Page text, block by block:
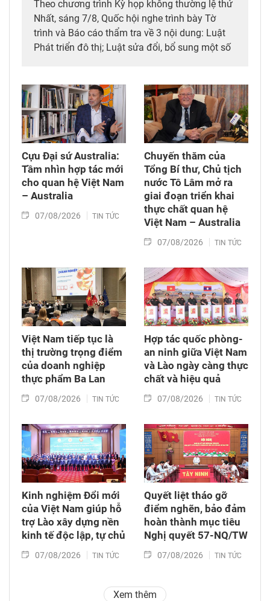
Theo chương trình Kỳ họp không thường lệ thứ
Nhất, sáng 7/8, Quốc hội nghe trình bày Tờ
trình và Báo cáo thẩm tra về 3 nội dung: Luật
Phát triển đô thị; Luật sửa đổi, bổ sung một số
nghiệp và môi trường; Luật sửa đổi, bổ sung
một số điều của Luật Tần số vô tuyến điện,
Luật Viễn thông, Luật Giao dịch điện tử và Luật
Chuyển giao công nghệ. Sau đó, Quốc hội thảo
luận ở tổ về 3 dự án Luật trên.
Cựu Đại sứ Australia:
Tầm nhìn hợp tác mới
cho quan hệ Việt Nam
– Australia
07/08/2026 TIN TỨC
Chuyến thăm của
Tổng Bí thư, Chủ tịch
nước Tô Lâm mở ra
giai đoạn triển khai
thực chất quan hệ
Việt Nam – Australia
07/08/2026 TIN TỨC
Việt Nam tiếp tục là
thị trường trọng điểm
của doanh nghiệp
thực phẩm Ba Lan
07/08/2026 TIN TỨC
Hợp tác quốc phòng-
an ninh giữa Việt Nam
và Lào ngày càng thực
chất và hiệu quả
07/08/2026 TIN TỨC
Kinh nghiệm Đổi mới
của Việt Nam giúp hỗ
trợ Lào xây dựng nền
kinh tế độc lập, tự chủ
07/08/2026 TIN TỨC
Quyết liệt tháo gỡ
điểm nghẽn, bảo đảm
hoàn thành mục tiêu
Nghị quyết 57-NQ/TW
07/08/2026 TIN TỨC
Xem thêm